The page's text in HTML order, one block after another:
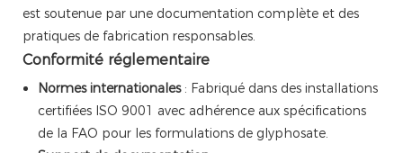
est soutenue par une documentation complète et des
pratiques de fabrication responsables.
Conformité réglementaire
Normes internationales : Fabriqué dans des installations
certifiées ISO 9001 avec adhérence aux spécifications
de la FAO pour les formulations de glyphosate.